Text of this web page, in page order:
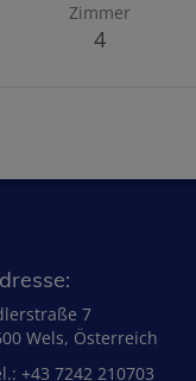
Zimmer
4
7
Wels, Österreich
+43 7242 210703